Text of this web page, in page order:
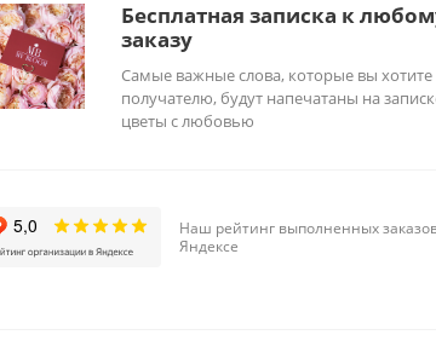
Бесплатная записка к
заказу
Самые важные слова, которые вы хотите
получателю, будут напечатаны на
цветы с любовью
Наш рейтинг выполненных
Яндексе